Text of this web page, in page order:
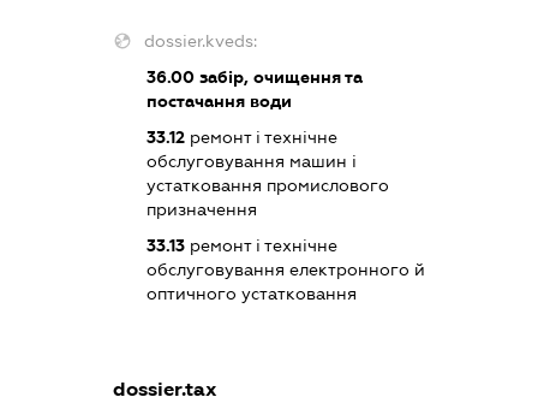
dossier.kveds:
36.00забір, очищення та
постачання води
33.12ремонт і технічне
обслуговування машин і
устатковання промислового
призначення
33.13ремонт і технічне
обслуговування електронного й
оптичного устатковання
dossier.tax